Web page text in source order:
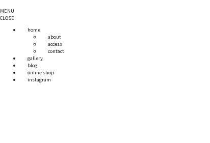
MENU
CLOSE
home
about
access
contact
gallery
blog
online shop
instagram